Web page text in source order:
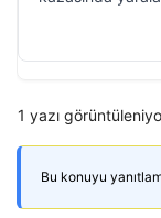
1 yazı
Bu konuyu